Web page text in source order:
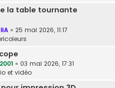
la table tournante
« 25 mai 2026, 11:17
« 03 mai 2026, 17:31
et vidéo